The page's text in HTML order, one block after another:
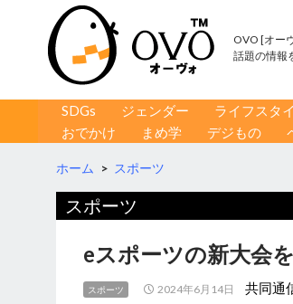
OVO [オー
話題の情報
コンテンツへ移動
SDGs ジェンダー ライフスタ
おでかけ
まめ学 デジもの
ホーム > スポーツ
スポーツ
eスポーツの新大会
スポーツ 2024年6月14日 共同通